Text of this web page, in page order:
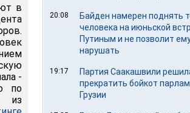
в
-
по
из
20:08
Байден намерен поднять
человека на июньской
Путиным и не позволит
нарушать
19:17
Партия Саакашвили
прекратить бойкот
Грузии